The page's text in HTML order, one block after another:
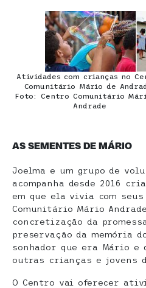
Atividades com crianças no
Comunitário Mário de
Foto: Centro Comunitário
Andrade
AS SEMENTES DE MÁRIO
Joelma e um grupo de
acompanha desde 2016
em que ela vivia com
Comunitário Mário
concretização da
preservação da memória
sonhador que era Mário e
outras crianças e jovens
O Centro vai oferecer